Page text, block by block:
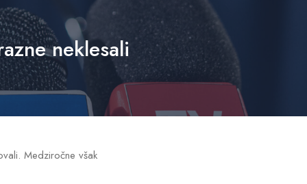
neklesali
Medziročne však